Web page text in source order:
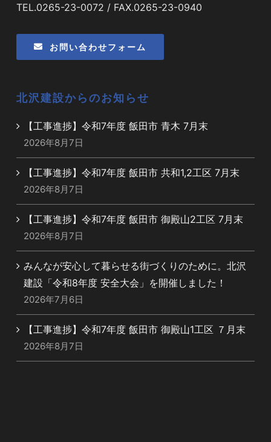
TEL.0265-23-0072 / FAX.0265-23-0940
お問い合わせフォーム
北沢建設からのお知らせ
【工事進捗】令和7年度 飯田市 青木 7月末
2026年8月7日
【工事進捗】令和7年度 飯田市 共和1,2工区 7月末
2026年8月7日
【工事進捗】令和7年度 飯田市 御殿山2工区 7月末
2026年8月7日
みんなが安心して暮らせる街づくりのために。北沢
建設「令和8年度 安全大会」を開催しました！
2026年7月6日
【工事進捗】令和7年度 飯田市 御殿山1工区 ７月末
2026年8月7日